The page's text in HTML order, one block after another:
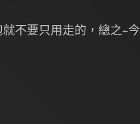
不要只用走的，總之~今